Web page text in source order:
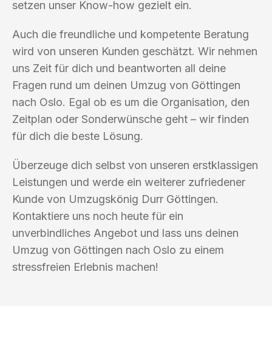
setzen unser Know-how gezielt ein.
Auch die freundliche und kompetente Beratung
wird von unseren Kunden geschätzt. Wir nehmen
uns Zeit für dich und beantworten all deine
Fragen rund um deinen Umzug von Göttingen
nach Oslo. Egal ob es um die Organisation, den
Zeitplan oder Sonderwünsche geht – wir finden
für dich die beste Lösung.
Überzeuge dich selbst von unseren erstklassigen
Leistungen und werde ein weiterer zufriedener
Kunde von Umzugskönig Durr Göttingen.
Kontaktiere uns noch heute für ein
unverbindliches Angebot und lass uns deinen
Umzug von Göttingen nach Oslo zu einem
stressfreien Erlebnis machen!